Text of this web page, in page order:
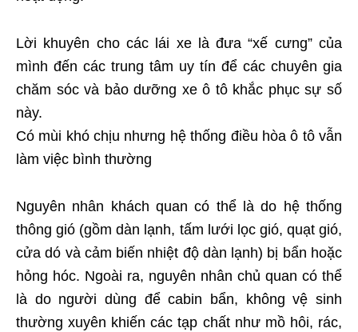
Lời khuyên cho các lái xe là đưa “xế cưng” của
mình đến các trung tâm uy tín để các chuyên gia
chăm sóc và bảo dưỡng xe ô tô khắc phục sự số
này.
Có mùi khó chịu nhưng hệ thống điều hòa ô tô vẫn
làm việc bình thường
Nguyên nhân khách quan có thể là do hệ thống
thông gió (gồm dàn lạnh, tấm lưới lọc gió, quạt gió,
cửa dó và cảm biến nhiệt độ dàn lạnh) bị bẩn hoặc
hỏng hóc. Ngoài ra, nguyên nhân chủ quan có thể
là do người dùng để cabin bẩn, không vệ sinh
thường xuyên khiến các tạp chất như mồ hôi, rác,